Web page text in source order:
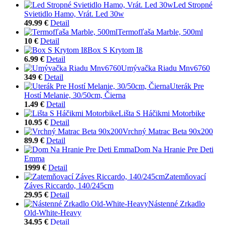
Led Stropné
Svietidlo Hamo, Vrát. Led 30w
49.99 € Detail
Termofľaša Marble, 500ml
10 € Detail
Box S Krytom Iß
6.99 € Detail
Umývačka Riadu Mnv6760
349 € Detail
Uterák Pre
Hostí Melanie, 30/50cm, Čierna
1.49 € Detail
Lišta S Háčikmi Motorbike
10.95 € Detail
Vrchný Matrac Beta 90x200
89.9 € Detail
Dom Na Hranie Pre Deti
Emma
1999 € Detail
Zatemňovací
Záves Riccardo, 140/245cm
29.95 € Detail
Nástenné Zrkadlo
Old-White-Heavy
34.95 € Detail